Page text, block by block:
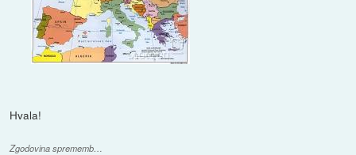
Hvala!
Zgodovina sprememb…